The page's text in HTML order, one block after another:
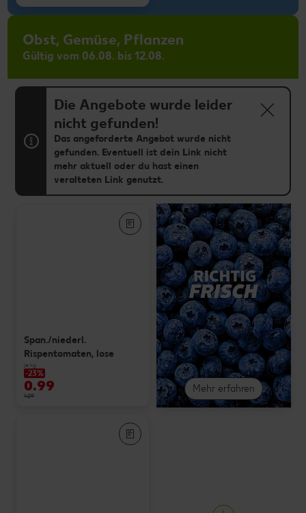
Obst, Gemüse, Pflanzen
Gültig vom 06.08. bis 12.08.
Die Angebote wurde leider
nicht gefunden!
Das angeforderte Angebot wurde nicht
gefunden. Eventuell ist dein Link nicht
mehr aktuell oder du hast einen
veralteten Link genutzt.
Mehr erfahren
Span./niederl.
Rispentomaten, lose
je kg
-23%
0.99
1.29